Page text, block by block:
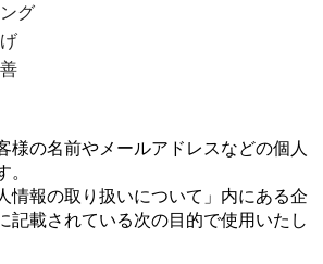
グ
様の名前やメールアドレスなどの個人
情報の取り扱いについて」内にある企
記載されている次の目的で使用いたし